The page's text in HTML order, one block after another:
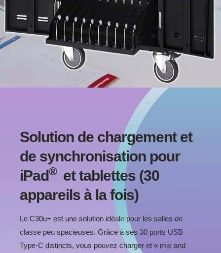
C30u+
Solution de chargement et de
synchronisation pour iPad
tablettes (30 appareils à la fois)
Sauvegarde en temps réel pour
l’enseignement numérique
Solution de chargement et
de synchronisation pour
iPad® et tablettes (30
appareils à la fois)
Le C30u+ est une solution idéale pour les salles de
classe peu spacieuses. Grâce à ses 30 ports USB
Type-C distincts, vous pouvez charger et « mix and